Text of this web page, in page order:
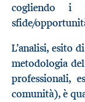
cogliendo i
sfide/
L’analisi, esito
metodologia
professionali,
comunità), è